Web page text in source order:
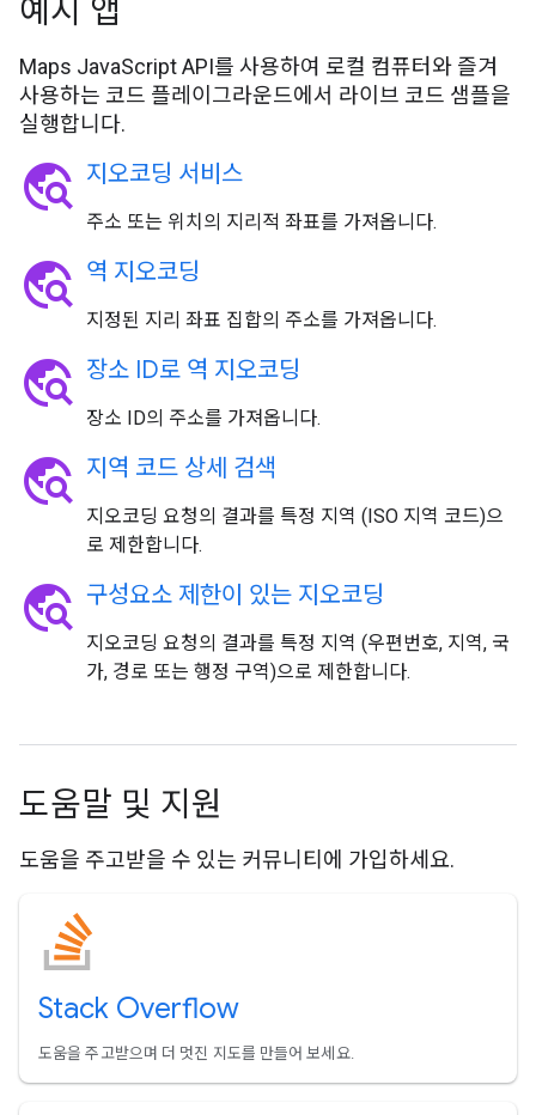
예시 앱
Maps JavaScript API를 사용하여 로컬 컴퓨터와 즐겨
사용하는 코드 플레이그라운드에서 라이브 코드 샘플을
실행합니다.
travel_explore 지오코딩 서비스
주소 또는 위치의 지리적 좌표를 가져옵니다.
travel_explore 역 지오코딩
지정된 지리 좌표 집합의 주소를 가져옵니다.
travel_explore 장소 ID로 역 지오코딩
장소 ID의 주소를 가져옵니다.
travel_explore 지역 코드 상세 검색
지오코딩 요청의 결과를 특정 지역 (ISO 지역 코드)으
로 제한합니다.
travel_explore 구성요소 제한이 있는 지오코딩
지오코딩 요청의 결과를 특정 지역 (우편번호, 지역, 국
가, 경로 또는 행정 구역)으로 제한합니다.
도움말 및 지원
도움을 주고받을 수 있는 커뮤니티에 가입하세요.
Stack Overflow
도움을 주고받으며 더 멋진 지도를 만들어 보세요.